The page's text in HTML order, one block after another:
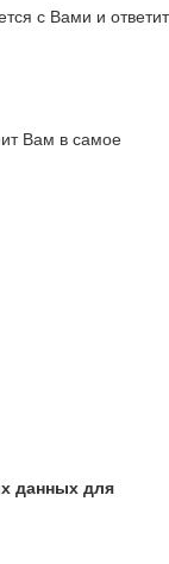
с Вами и ответит
Вам в самое
данных для